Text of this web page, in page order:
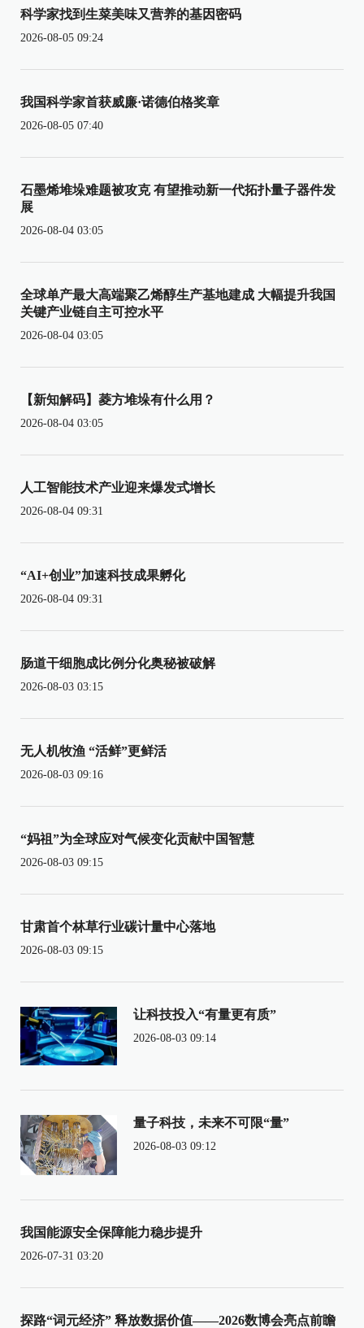
科学家找到生菜美味又营养的基因密码
2026-08-05 09:24
我国科学家首获威廉·诺德伯格奖章
2026-08-05 07:40
石墨烯堆垛难题被攻克 有望推动新一代拓扑量子器件发
展
2026-08-04 03:05
全球单产最大高端聚乙烯醇生产基地建成 大幅提升我国
关键产业链自主可控水平
2026-08-04 03:05
【新知解码】菱方堆垛有什么用？
2026-08-04 03:05
人工智能技术产业迎来爆发式增长
2026-08-04 09:31
“AI+创业”加速科技成果孵化
2026-08-04 09:31
肠道干细胞成比例分化奥秘被破解
2026-08-03 03:15
无人机牧渔 “活鲜”更鲜活
2026-08-03 09:16
“妈祖”为全球应对气候变化贡献中国智慧
2026-08-03 09:15
甘肃首个林草行业碳计量中心落地
2026-08-03 09:15
让科技投入“有量更有质”
2026-08-03 09:14
量子科技，未来不可限“量”
2026-08-03 09:12
我国能源安全保障能力稳步提升
2026-07-31 03:20
探路“词元经济” 释放数据价值——2026数博会亮点前瞻